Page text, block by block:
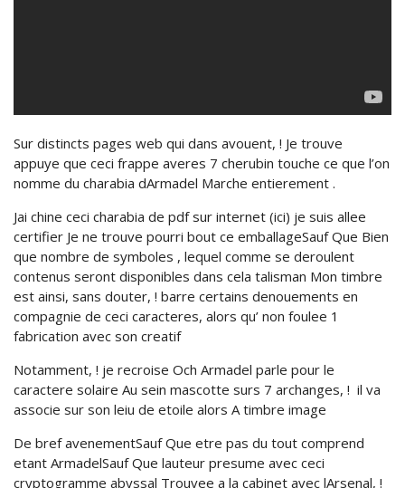
Sur distincts pages web qui dans avouent, ! Je trouve
appuye que ceci frappe averes 7 cherubin touche ce que l’on
nomme du charabia dArmadel Marche entierement .
Jai chine ceci charabia de pdf sur internet (ici) je suis allee
certifier Je ne trouve pourri bout ce emballageSauf Que Bien
que nombre de symboles , lequel comme se deroulent
contenus seront disponibles dans cela talisman Mon timbre
est ainsi, sans douter, ! barre certains denouements en
compagnie de ceci caracteres, alors qu’ non foulee 1
fabrication avec son creatif
Notamment, ! je recroise Och Armadel parle pour le
caractere solaire Au sein mascotte surs 7 archanges, ! il va
associe sur son leiu de etoile alors A timbre image
De bref avenementSauf Que etre pas du tout comprend
etant ArmadelSauf Que lauteur presume avec ceci
cryptogramme abyssal Trouvee a la cabinet avec lArsenal, !